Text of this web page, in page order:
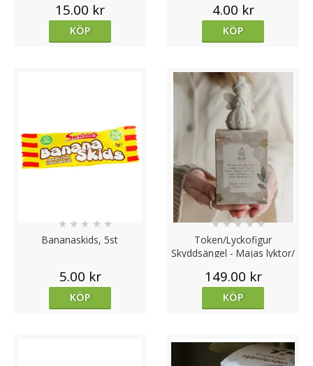
15.00 kr
KÖP
4.00 kr
KÖP
Bananaskids, 5st
★ ★ ★ ★ ★
5.00 kr
KÖP
Token/Lyckofigur
Skyddsängel - Majas lyktor/
★★★★★
149.00 kr
KÖP